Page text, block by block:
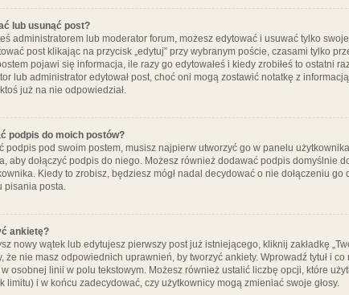
lub usunąć post?
administratorem lub moderator forum, możesz edytować i usuwać tylko
post klikając na przycisk „edytuj” przy wybranym poście, czasami tylko
pojawi się informacja, ile razy go edytowałeś i kiedy zrobiłeś to ostatni
lub administrator edytował post, choć oni mogą zostawić notatkę z
już na nie odpowiedział.
podpis do moich postów?
podpis pod swoim postem, musisz najpierw utworzyć go w panelu
aby dołączyć podpis do niego. Możesz również dodawać podpis domyślnie
Kiedy to zrobisz, będziesz mógł nadal decydować o nie dołączeniu
pisania posta.
ankietę?
nowy wątek lub edytujesz pierwszy post już istniejącego, kliknij zakładkę
że nie masz odpowiednich uprawnień, by tworzyć ankiety. Wprowadź tytuł i
osobnej linii w polu tekstowym. Możesz również ustalić liczbę opcji, które
limitu) i w końcu zadecydować, czy użytkownicy mogą zmieniać swoje głosy.